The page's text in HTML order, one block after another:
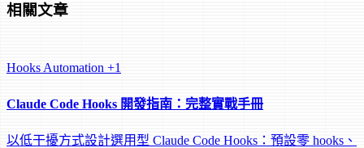
相關文章
Hooks Automation +1
Claude Code Hooks 開發指南：完整實戰手冊
以低干擾方式設計選用型 Claude Code Hooks：預設零 hooks、